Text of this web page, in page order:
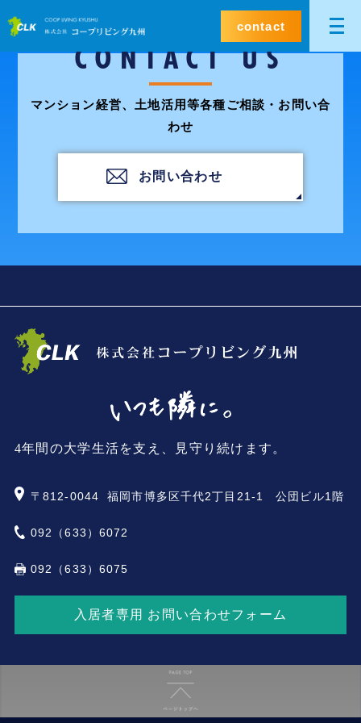
contact
CONTACT US
マンション経営、土地活用等各種ご相談・お問い合
わせ
お問い合わせ
4年間の大学生活を支え、見守り続けます。
〒812-0044 福岡市博多区千代2丁目21-1 公団ビル1階
092（633）6072
092（633）6075
入居者専用 お問い合わせフォーム